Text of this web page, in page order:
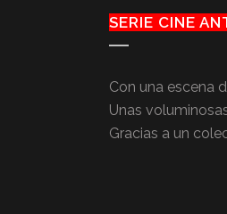
SERIE CINE
Con una escena
Unas
Gracias a un